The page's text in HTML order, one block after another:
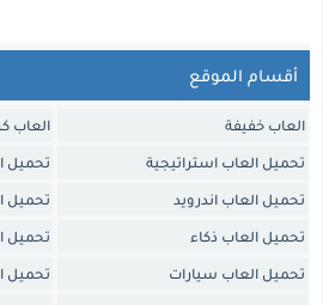
أقسام الموقع
العاب خفيفة العاب
تحميل العاب استراتيجية تحميل
تحميل العاب اندرويد تحميل
تحميل العاب ذكاء تحميل
تحميل العاب سيارات تحميل